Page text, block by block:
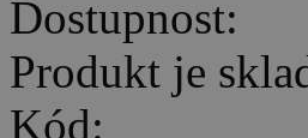
Dostupnost:
Produkt je
Kód: